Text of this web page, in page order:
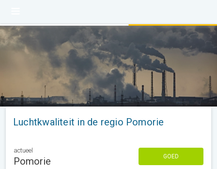
Luchtkwaliteit in de regio Pomorie
actueel
Pomorie GOED